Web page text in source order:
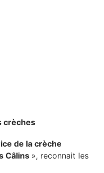
crèches
de la crèche
Câlins », reconnait les